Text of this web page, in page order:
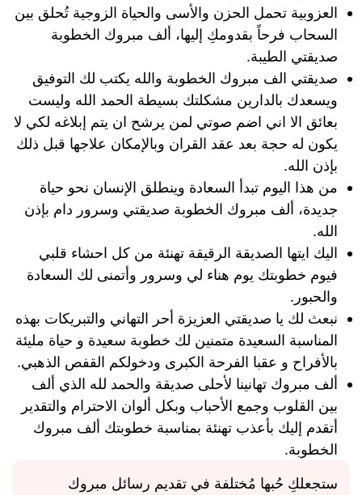
العزوبية تحمل الحزن والأسى والحياة الزوجية تُحلق بين
السحاب فرحاً بقدومكِ إليها، ألف مبروك الخطوبة
صديقتي الطيبة.
صديقتي الف مبروك الخطوبة والله يكتب لك التوفيق
ويسعدك بالدارين مشكلتك بسيطة الحمد الله وليست
بعائق الا اني اضم صوتي لمن يرشح ان يتم إبلاغه لكي لا
يكون له حجة بعد عقد القران وبالإمكان علاجها قبل ذلك
بإذن الله.
من هذا اليوم تبدأ السعادة وينطلق الإنسان نحو حياة
جديدة، ألف مبروك الخطوبة صديقتي وسرور دام بإذن
الله.
اليك ايتها الصديقة الرقيقة تهنئة من كل احشاء قلبي
فيوم خطوبتك يوم هناء لي وسرور وأتمنى لك السعادة
والحبور.
نبعث لك يا صديقتي العزيزة أحر التهاني والتبريكات بهذه
المناسبة السعيدة متمنين لك خطوبة سعيدة و حياة مليئة
بالأفراح و عقبا الفرحة الكبرى ودخولكم القفص الذهبي.
ألف مبروك تهانينا لأحلى صديقة والحمد لله الذي ألف
بين القلوب وجمع الأحباب وبكل ألوان الاحترام والتقدير
أتقدم إليك بأعذب تهنئة بمناسبة خطوبتك ألف مبروك
الخطوبة.
ستجعلكِ حُبها مُختلفة في تقديم رسائل مبروك